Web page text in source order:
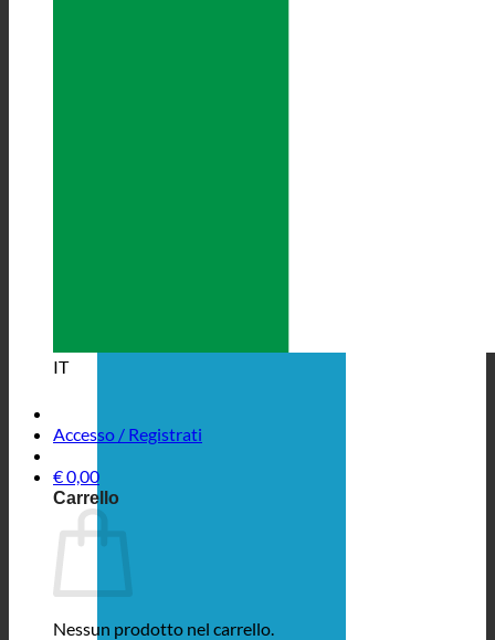
IT
Accesso / Registrati
€0,00
Carrello
Nessun prodotto nel carrello.